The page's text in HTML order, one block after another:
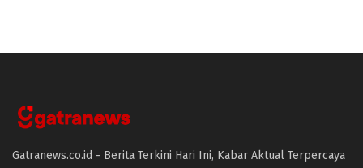
Gatranews.co.id - Berita Terkini Hari Ini, Kabar Aktual Terpercaya